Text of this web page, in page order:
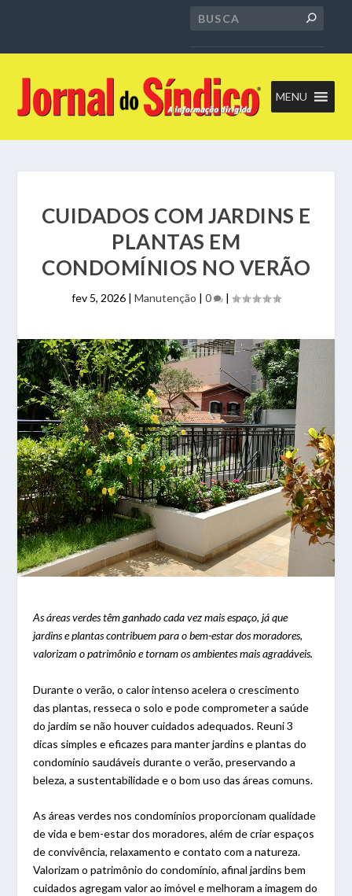
MENU
CUIDADOS COM JARDINS E
PLANTAS EM
CONDOMÍNIOS NO VERÃO
fev 5, 2026 | Manutenção | 0 |
As áreas verdes têm ganhado cada vez mais espaço, já que
jardins e plantas contribuem para o bem-estar dos moradores,
valorizam o patrimônio e tornam os ambientes mais agradáveis.
Durante o verão, o calor intenso acelera o crescimento
das plantas, resseca o solo e pode comprometer a saúde
do jardim se não houver cuidados adequados. Reuni 3
dicas simples e eficazes para manter jardins e plantas do
condomínio saudáveis durante o verão, preservando a
beleza, a sustentabilidade e o bom uso das áreas comuns.
As áreas verdes nos condomínios proporcionam qualidade
de vida e bem-estar dos moradores, além de criar espaços
de convivência, relaxamento e contato com a natureza.
Valorizam o patrimônio do condomínio, afinal jardins bem
cuidados agregam valor ao imóvel e melhoram a imagem do